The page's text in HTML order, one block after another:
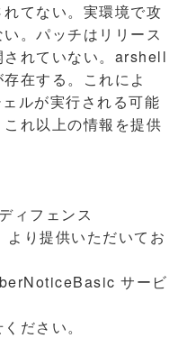
てない。実環境で攻
。パッチはリリース
されていない。arshell
在する。これによ
ルが実行される可能
れ以上の情報を提供
ィフェンス
り提供いただいてお
サービ
ださい。